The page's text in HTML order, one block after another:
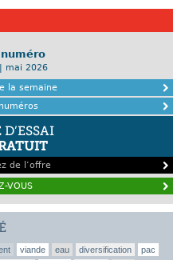
mai 2026
la semaine
D’ESSAI
de l’offre
VOUS
viande eau diversification pac